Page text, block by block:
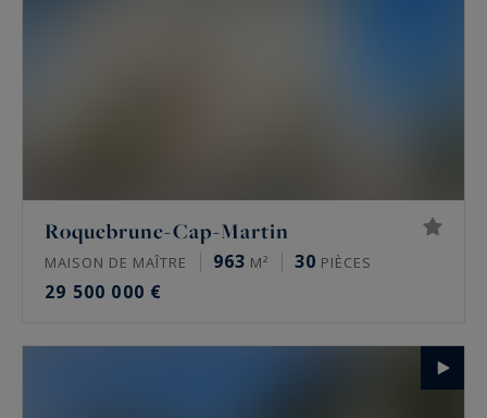
Roquebrune-Cap-Martin
MAISON DE MAÎTRE 963 M² 30 PIÈCES
29 500 000 €